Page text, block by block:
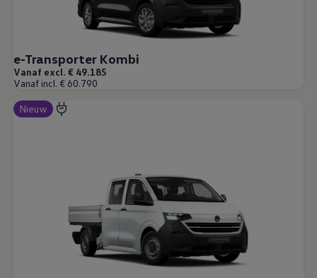
e-Transporter Kombi
Vanaf excl. € 49.185
Vanaf incl. € 60.790
Nieuw